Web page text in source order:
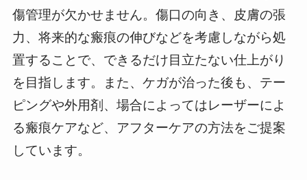
傷管理が欠かせません。傷口の向き、皮膚の張
力、将来的な瘢痕の伸びなどを考慮しながら処
置することで、できるだけ目立たない仕上がり
を目指します。また、ケガが治った後も、テー
ピングや外用剤、場合によってはレーザーによ
る瘢痕ケアなど、アフターケアの方法をご提案
しています。